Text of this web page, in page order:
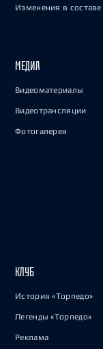
Изменения в составе
МЕДИА
Видеоматериалы
Видеотрансляции
Фотогалерея
КЛУБ
История «Торпедо»
Легенды «Торпедо»
Реклама